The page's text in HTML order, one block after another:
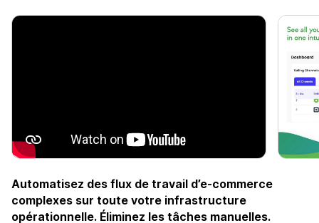
Automatisez des flux de travail d’e-commerce
complexes sur toute votre infrastructure
opérationnelle. Éliminez les tâches manuelles.